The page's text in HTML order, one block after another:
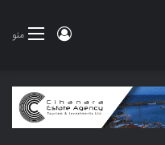
منو ورود